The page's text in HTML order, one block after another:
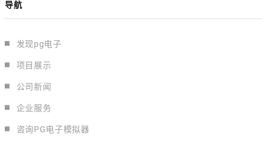
导航
发现pg电子
项目展示
公司新闻
企业服务
咨询PG电子模拟器